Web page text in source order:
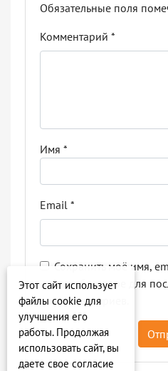
Обязательные поля
Комментарий *
Имя *
Email *
Сохранить моё имя,
этом браузере для
комментариев.
Этот сайт использует
файлы cookie для
улучшения его
работы. Продолжая
использовать сайт, вы
даете свое согласие